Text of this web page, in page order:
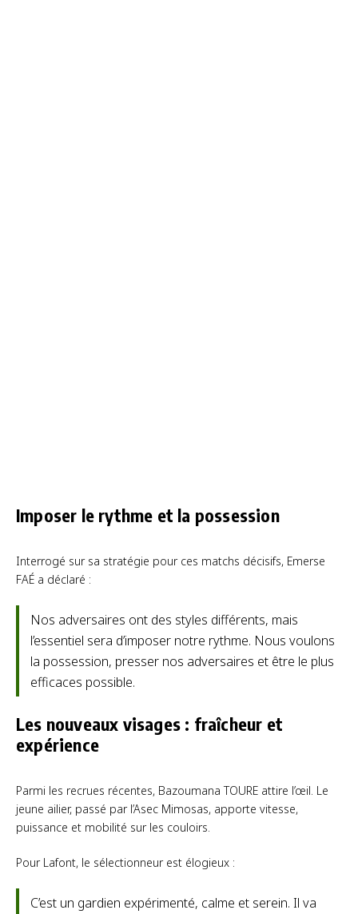
Imposer le rythme et la possession
Interrogé sur sa stratégie pour ces matchs décisifs, Emerse
FAÉ a déclaré :
Nos adversaires ont des styles différents, mais
l’essentiel sera d’imposer notre rythme. Nous voulons
la possession, presser nos adversaires et être le plus
efficaces possible.
Les nouveaux visages : fraîcheur et
expérience
Parmi les recrues récentes, Bazoumana TOURE attire l’œil. Le
jeune ailier, passé par l’Asec Mimosas, apporte vitesse,
puissance et mobilité sur les couloirs.
Pour Lafont, le sélectionneur est élogieux :
C’est un gardien expérimenté, calme et serein. Il va